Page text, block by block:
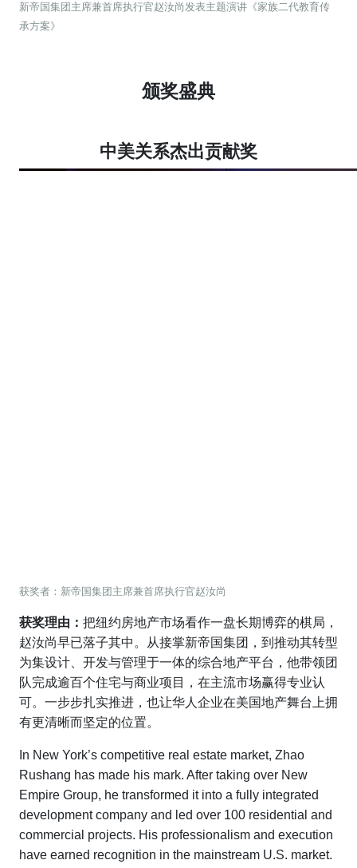
新帝国集团主席兼首席执行官赵汝尚发表主题演讲《家族二代教育传
承方案》
颁奖盛典
中美关系杰出贡献奖
获奖者：新帝国集团主席兼首席执行官赵汝尚
获奖理由： 把纽约房地产市场看作一盘长期博弈的棋局，
赵汝尚早已落子其中。从接掌新帝国集团，到推动其转型
为集设计、开发与管理于一体的综合地产平台，他带领团
队完成逾百个住宅与商业项目，在主流市场赢得专业认
可。一步步扎实推进，也让华人企业在美国地产舞台上拥
有更清晰而坚定的位置。
In New York’s competitive real estate market, Zhao
Rushang has made his mark. After taking over New
Empire Group, he transformed it into a fully integrated
development company and led over 100 residential and
commercial projects. His professionalism and execution
have earned recognition in the mainstream U.S. market.